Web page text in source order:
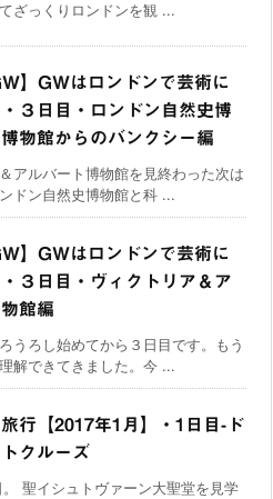
ざっくりロンドンを観 ...
】GWはロンドンで芸術に
３日目・ロンドン自然史博
物館からのバンクシー編
アルバート博物館を見終わった次は
ドン自然史博物館と科 ...
】GWはロンドンで芸術に
３日目・ヴィクトリア＆ア
館編
うろし始めてから３日目です。もう
解できてきました。今 ...
行【2017年1月】・1日目-ド
クルーズ
聖イシュトヴァーン大聖堂を見学